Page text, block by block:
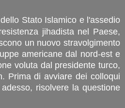
Stato Islamico e l'assedio
jihadista nel Paese,
un nuovo stravolgimento
americane dal nord-est e
voluta dal presidente turco,
Prima di avviare dei colloqui
risolvere la questione